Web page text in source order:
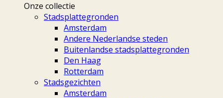
Onze collectie
Stadsplattegronden
Amsterdam
Andere Nederlandse steden
Buitenlandse stadsplattegronden
Den Haag
Rotterdam
Stadsgezichten
Amsterdam